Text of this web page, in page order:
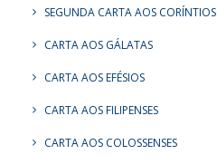
SEGUNDA CARTA AOS CORÍNTIOS
CARTA AOS GÁLATAS
CARTA AOS EFÉSIOS
CARTA AOS FILIPENSES
CARTA AOS COLOSSENSES